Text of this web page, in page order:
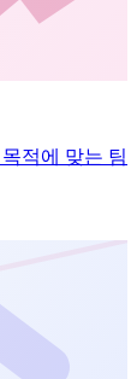
적에 맞는 팀